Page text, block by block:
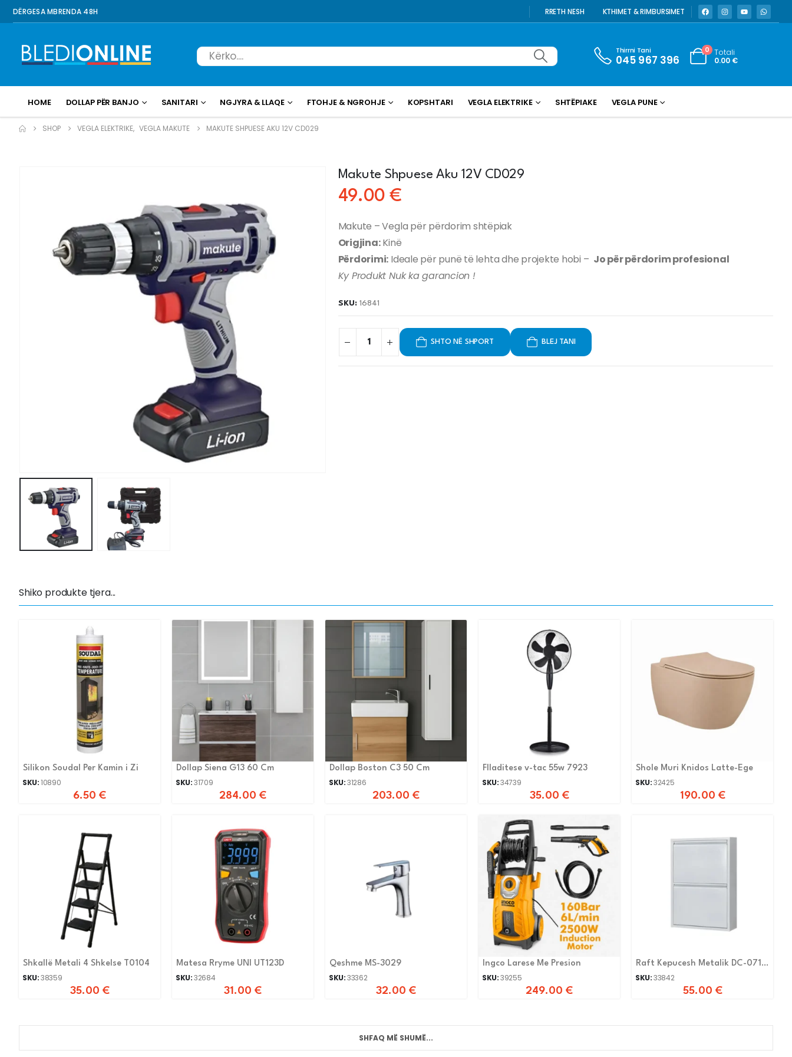
DËRGESA MBRENDA 48H RRETH NESH KTHIMET & RIMBURSIMET
Thirrni Tani
045 967 396
0 Totali
0.00 €
HOME DOLLAP PËR BANJO SANITARI NGJYRA & LLAQE FTOHJE & NGROHJE KOPSHTARI VEGLA ELEKTRIKE SHTËPIAKE VEGLA PUNE
SHOP VEGLA ELEKTRIKE, VEGLA MAKUTE MAKUTE SHPUESE AKU 12V CD029
Makute Shpuese Aku 12V CD029
49.00 €
Makute – Vegla për përdorim shtëpiak
Origjina:Kinë
Përdorimi: Ideale për punë të lehta dhe projekte hobi – Jo për përdorim profesional
Ky Produkt Nuk ka garancion !
SKU: 16841
SHTO NË SHPORT BLEJ TANI
Shiko produkte tjera...
Silikon Soudal Per Kamin i Zi
SKU:10890
6.50 €
Dollap Siena G13 60 Cm
SKU:31709
284.00 €
Dollap Boston C3 50 Cm
SKU:31286
203.00 €
Flladitese v-tac 55w 7923
SKU:34739
35.00 €
Shole Muri Knidos Latte-Ege
SKU:32425
190.00 €
Shkallë Metali 4 Shkelse T0104
SKU:38359
35.00 €
Matesa Rryme UNI UT123D
SKU:32684
31.00 €
Qeshme MS-3029
SKU:33362
32.00 €
Ingco Larese Me Presion
SKU:39255
249.00 €
Raft Kepucesh Metalik DC-071
BARDHE
SKU:33842
55.00 €
SHFAQ MË SHUMË...